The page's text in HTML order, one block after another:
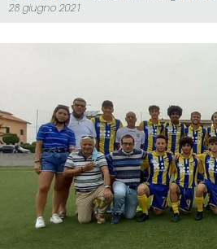
28 giugno 2021